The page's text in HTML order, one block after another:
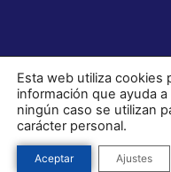
© 2024. Diputación de
Esta web utiliza cookies
información que ayuda
ningún caso se utilizan
carácter personal.
Aceptar Ajustes